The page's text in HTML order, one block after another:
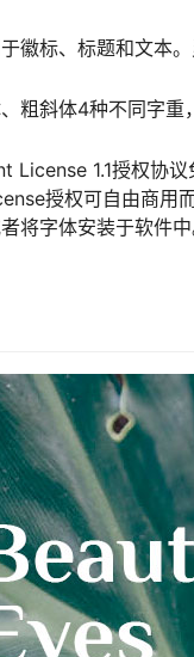
徽标、标题和文本
粗斜体4种不同字重
License 1.1授权协
授权可自由商用
将字体安装于软件